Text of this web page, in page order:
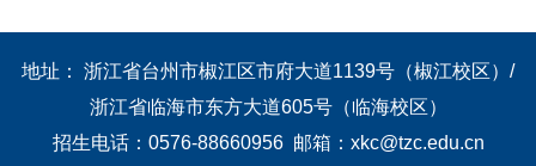
地址： 浙江省台州市椒江区市府大道1139号（椒江校区）/
浙江省临海市东方大道605号（临海校区）
招生电话：0576-88660956 邮箱：xkc@tzc.edu.cn